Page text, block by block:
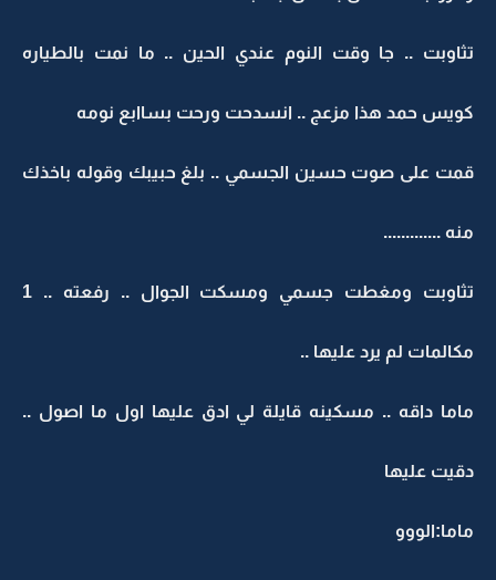
تثاوبت .. جا وقت النوم عندي الحين .. ما نمت بالطياره
كويس حمد هذا مزعج .. انسدحت ورحت بساابع نومه
قمت على صوت حسين الجسمي .. بلغ حبيبك وقوله باخذك
منه .............
تثاوبت ومغطت جسمي ومسكت الجوال .. رفعته .. 1
مكالمات لم يرد عليها ..
ماما داقه .. مسكينه قايلة لي ادق عليها اول ما اصول ..
دقيت عليها
ماما:الووو